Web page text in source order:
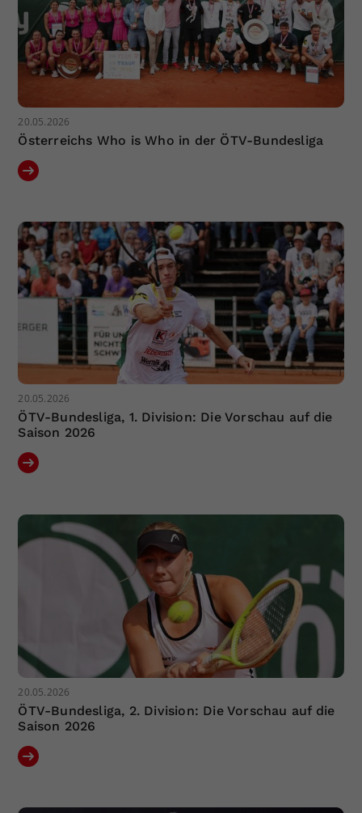
20.05.2026
Österreichs Who is Who in der ÖTV-Bundesliga
20.05.2026
ÖTV-Bundesliga, 1. Division: Die Vorschau auf die
Saison 2026
20.05.2026
ÖTV-Bundesliga, 2. Division: Die Vorschau auf die
Saison 2026